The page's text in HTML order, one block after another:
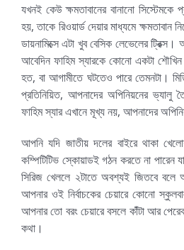
যখনই কেউ ক্ষমতাবানের বানানো সিস্টেমকে
হয়, তাকে রিওয়ার্ড দেয়ার মাধ্যমে ক্ষমতাবান
ডায়নামিক্সে এটা খুব বেসিক লেভেলের
আবেদিন ফাহিম স্যারকে কোনো একটা শৌখিন
হত, বা আগামীতে ঘটতেও পারে তেমনটা।
প্রতিনিয়িত, আপনাদের অপিনিয়নের
ফাহিম স্যার এখানে মূখ্য নয়, আপনাদের
আপনি যদি জাতীয় দলের বাইরে থাকা
কম্পিটিটিভ স্কোয়াডই গঠন করতে না পারেন
সিরিজ খেললে ২টাতে অবশ্যই জিতবে বলে
আপনার ওই নির্বাচকের চেয়ারে কোনো
আপনার তো বরং চেয়ারে বসলে কাঁঁটা আর
কথা।